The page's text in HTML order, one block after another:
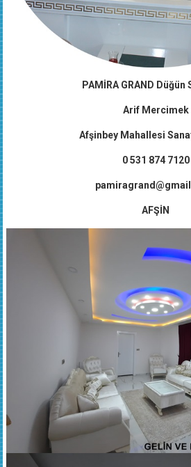
PAMİRA GRAND Düğün
Arif Mercimek
Afşinbey Mahallesi
0 531 874 7120
AFŞİN